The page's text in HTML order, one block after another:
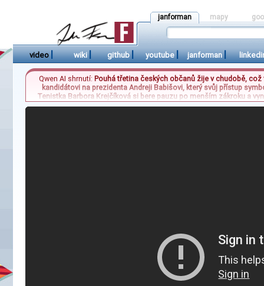
janforman mapy
video | wiki | github | youtube | janforman |
Qwen AI shrnutí: Pouhá třetina českých občanů žije v chudobě,
kandidátovi na prezidenta Andreji Babišovi, který svůj přístup
Tenistka Barbora Krejčíková si bere pauzu po menším zákroku a
pokračuje ve své cestě, zatímco Karolína Muchová čeká na další